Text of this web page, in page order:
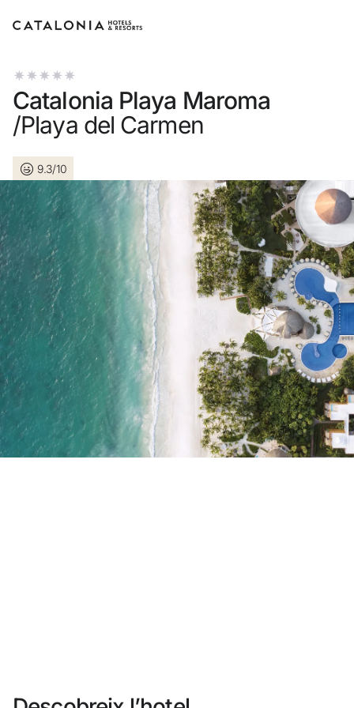
Inicia sessió al teu compte
Iniciar sessió
Has oblidat la teva contrasenya?
o utilitza una d'aquestes opcions
Entra amb Google
Inicia sessió només amb el mail
No t'has registrat encara ?
Crear-ne un compte
Catalonia Playa Maroma
/Playa del Carmen
9.3/10